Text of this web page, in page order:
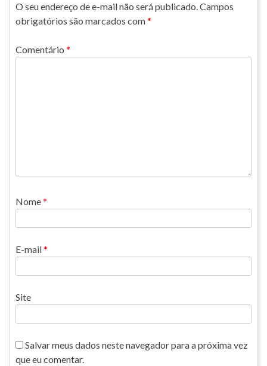
O seu endereço de e-mail não será publicado.Campos
obrigatórios são marcados com*
Comentário *
Nome*
E-mail*
Site
Salvar meus dados neste navegador para a próxima vez
que eu comentar.